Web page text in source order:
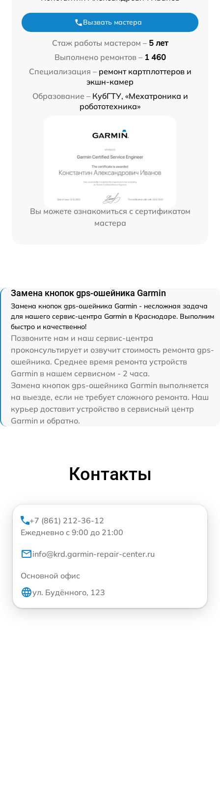
Вызвать мастера
Стаж работы мастером – 5 лет
Выполнено ремонтов – 1 460
Специализация – ремонт картплоттеров и
экшн-камер
Образование – КубГТУ, «Мехатроника и
робототехника»
Вы можете ознакомиться с сертификатом
мастера
Замена кнопок gps-ошейника Garmin
Замена кнопок gps-ошейника Garmin - несложная задача
для нашего сервис-центра Garmin в Краснодаре. Выполним
быстро и качественно!
Позвоните нам и наш сервис-центра
проконсультирует и озвучит стоимость ремонта gps-
ошейника. Среднее время ремонта устройств
Garmin в нашем сервисном - 2 часа.
Замена кнопок gps-ошейника Garmin выполняется
на выезде, если не требует сложного ремонта. Наш
курьер доставит устройство в сервисный центр
Garmin и обратно.
Контакты
+7 (861) 212-36-12
Ежедневно с 9:00 до 21:00
info@krd.garmin-repair-center.ru
Основной офис
ул. Будённого, 123